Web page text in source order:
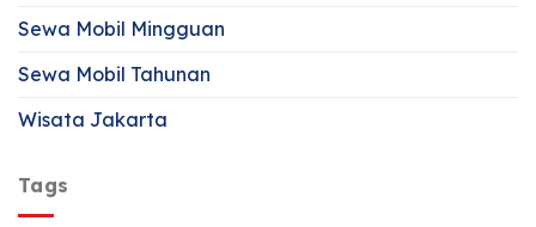
Sewa Mobil Mingguan
Sewa Mobil Tahunan
Wisata Jakarta
Tags